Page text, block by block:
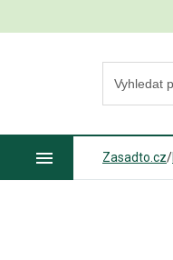
Zasadto.cz/